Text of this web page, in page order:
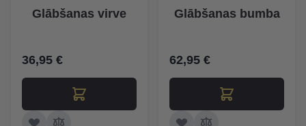
Glābšanas virve
36,95 €
Glābšanas bumba
62,95 €